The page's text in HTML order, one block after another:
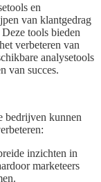
en
van klantgedrag
tools bieden
verbeteren van
analysetools
van succes.
bedrijven kunnen
inzichten in
marketeers